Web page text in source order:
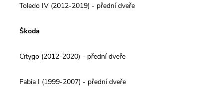
Toledo IV (2012-2019) - přední dveře
Škoda
Citygo (2012-2020) - přední dveře
Fabia I (1999-2007) - přední dveře